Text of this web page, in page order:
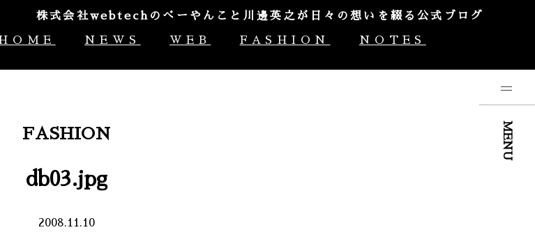
株式会社webtechのべーやんこと川邊英之が日々の想いを綴る公式ブログ
HOME NEWS WEB FASHION NOTES
FASHION
db03.jpg
2008.11.10
MENU